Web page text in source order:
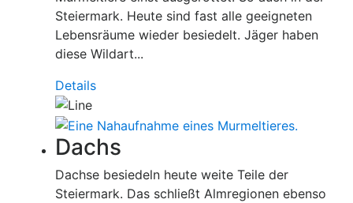
Steiermark. Heute sind fast alle geeigneten
Lebensräume wieder besiedelt. Jäger haben
diese Wildart...
Details
Dachs
Dachse besiedeln heute weite Teile der
Steiermark. Das schließt Almregionen ebenso